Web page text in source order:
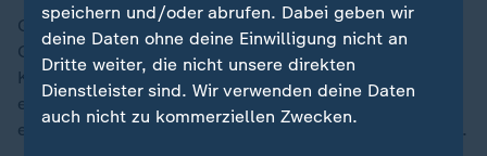
Geschehen soll dies durch eine Anhebung des
Grundfreibetrages, die Anhebung des
Kinderfreibetrages, die Erhöhung des Kindergeldes,
eine Anhebung des Arbeitnehmerpauschbetrages und
ein Abflachen der Progression in der Einkommensteuer.
speichern und/oder abrufen. Dabei geben wir
deine Daten ohne deine Einwilligung nicht an
Dritte weiter, die nicht unsere direkten
Dienstleister sind. Wir verwenden deine Daten
auch nicht zu kommerziellen Zwecken.